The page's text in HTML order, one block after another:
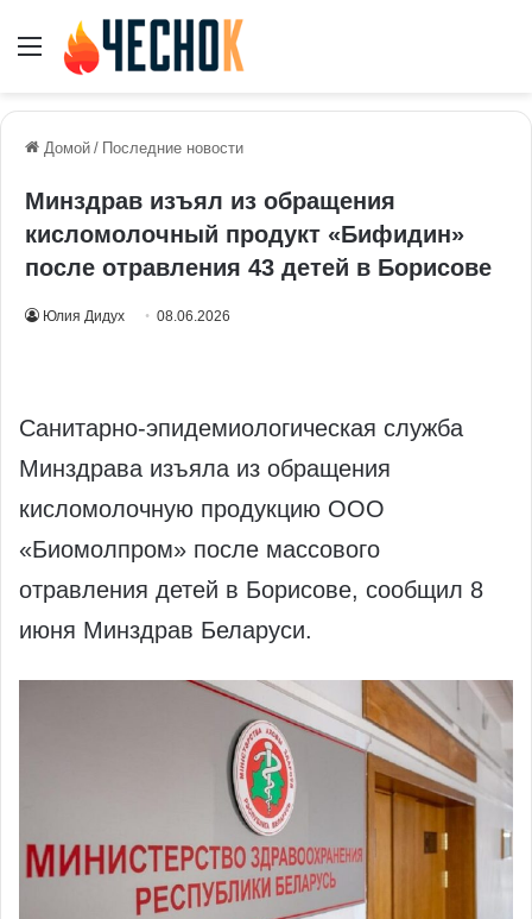
Меню
Домой / Последние новости
Минздрав изъял из обращения
кисломолочный продукт «Бифидин»
после отравления 43 детей в Борисове
Юлия Дидух 08.06.2026
Санитарно-эпидемиологическая служба
Минздрава изъяла из обращения
кисломолочную продукцию ООО
«Биомолпром» после массового
отравления детей в Борисове, сообщил 8
июня Минздрав Беларуси.